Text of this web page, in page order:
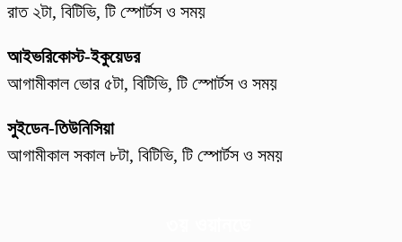
রাত ২টা, বিটিভি, টি স্পোর্টস ও সময়
আইভরিকোস্ট-ইকুয়েডর
আগামীকাল ভোর ৫টা, বিটিভি, টি স্পোর্টস ও সময়
সুইডেন-তিউনিসিয়া
আগামীকাল সকাল ৮টা, বিটিভি, টি স্পোর্টস ও সময়